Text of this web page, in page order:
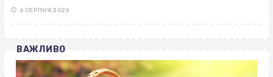
6 СЕРПНЯ 2026
ВАЖЛИВО